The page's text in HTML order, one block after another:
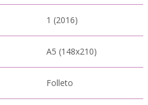
1 (2016)
A5 (148x210)
Folleto